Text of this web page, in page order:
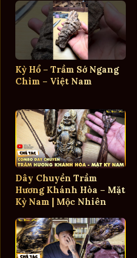
Kỳ Hổ – Trầm Sớ Ngang
Chìm – Việt Nam
Dây Chuyền Trầm
Hương Khánh Hòa – Mặt
Kỳ Nam | Mộc Nhiên